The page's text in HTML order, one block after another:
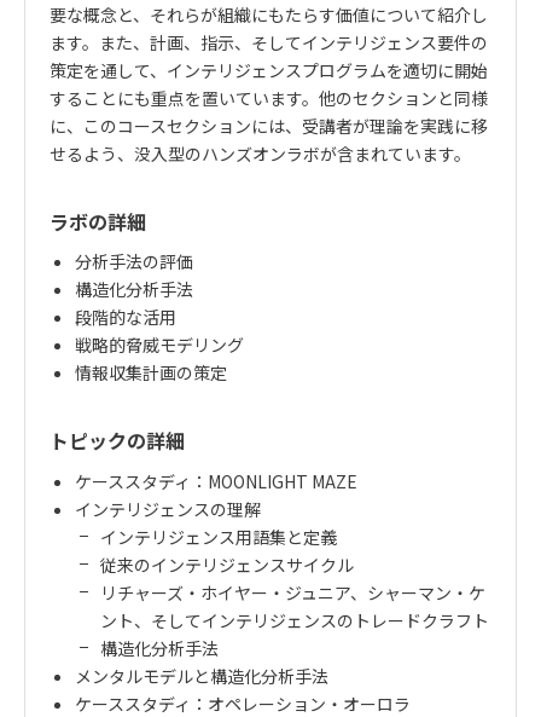
要な概念と、それらが組織にもたらす価値について紹介し
ます。また、計画、指示、そしてインテリジェンス要件の
策定を通して、インテリジェンスプログラムを適切に開始
することにも重点を置いています。他のセクションと同様
に、このコースセクションには、受講者が理論を実践に移
せるよう、没入型のハンズオンラボが含まれています。
ラボの詳細
分析手法の評価
構造化分析手法
段階的な活用
戦略的脅威モデリング
情報収集計画の策定
トピックの詳細
ケーススタディ：MOONLIGHT MAZE
インテリジェンスの理解
インテリジェンス用語集と定義
従来のインテリジェンスサイクル
リチャーズ・ホイヤー・ジュニア、シャーマン・ケ
ント、そしてインテリジェンスのトレードクラフト
構造化分析手法
メンタルモデルと構造化分析手法
ケーススタディ：オペレーション・オーロラ